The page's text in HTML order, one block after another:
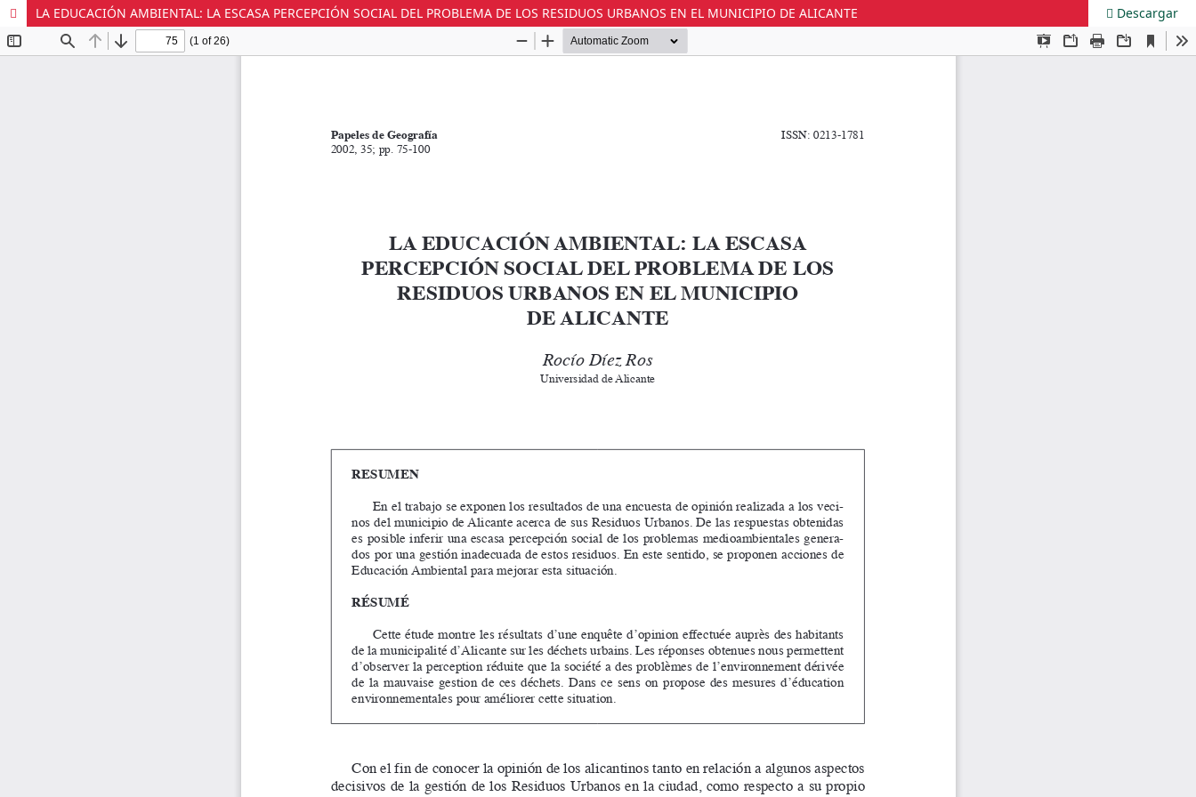
LA EDUCACIÓN AMBIENTAL: LA ESCASA PERCEPCIÓN SOCIAL DEL PROBLEMA DE LOS RESIDUOS URBANOS EN EL MUNICIPIO DE ALICANTE Descargar